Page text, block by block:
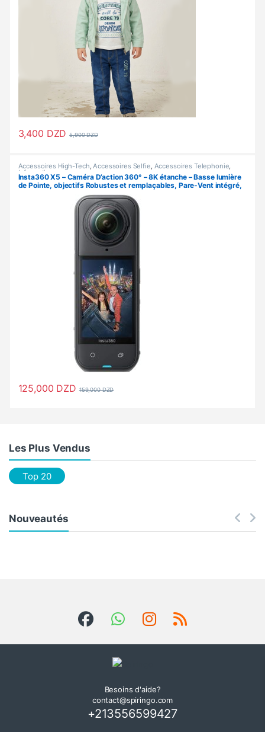
3,400 DZD 5,900DZD
Ce produit a plusieurs variations. Les options peuvent être
Accessoires High-Tech,Accessoires Selfie, Accessoires Telephonie,
Informatique
Insta360 X5 – Caméra D’action 360° – 8K étanche – Basse lumière
de Pointe, objectifs Robustes et remplaçables, Pare-Vent intégré,
stabilisation, Triple Puce AI
125,000 DZD 159,000DZD
Les Plus Vendus
Top 20
Nouveautés
Besoins d'aide?
contact@spiringo.com
+213556599427